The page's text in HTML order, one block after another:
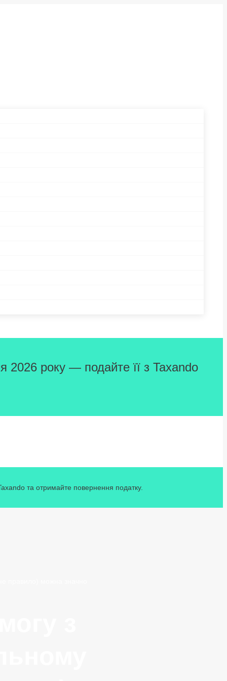
2026 року — подайте її з Taxando
та отримайте повернення податку.